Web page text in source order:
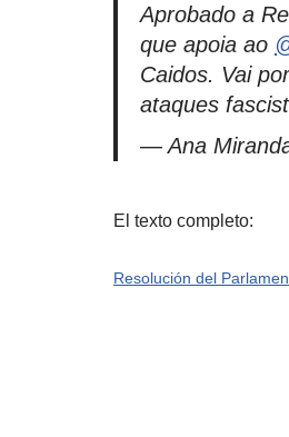
Aprobado a
que apoia ao
Caidos. Vai
ataques
— Ana
El texto completo:
Resolución del